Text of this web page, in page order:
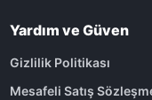
Yardım ve Güven
Gizlilik Politikası
Mesafeli Satış